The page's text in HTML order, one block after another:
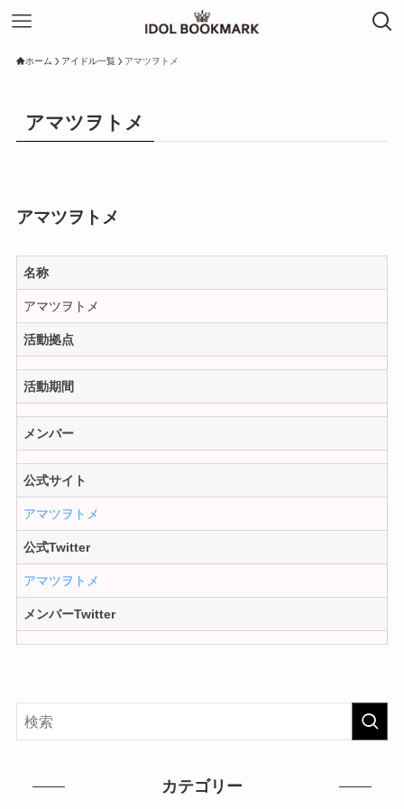
ホーム アイドル一覧 アマツヲトメ
アマツヲトメ
アマツヲトメ
名称
アマツヲトメ
活動拠点
活動期間
メンバー
公式サイト
アマツヲトメ
公式Twitter
アマツヲトメ
メンバーTwitter
カテゴリー